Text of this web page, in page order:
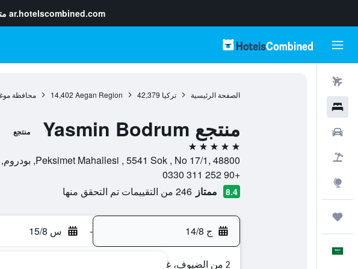
ar.hotelscombined.com
الصفحة الرئيسية تركيا 42,379
Aegan Region
14,402 محافظة
منتجع Yasmin Bodrum منتجع
5 نجوم
Peksimet Mahallesi , 5541 Sok , No 17/1, 48800, بودروم, محافظة موغلا, تركيا
+90 252 311 0330
8.4 ممتاز 246 من التقييمات تم التحقق منها
ج 14/8 - س 15/8
2 من الضيوف، غرفة واحدة